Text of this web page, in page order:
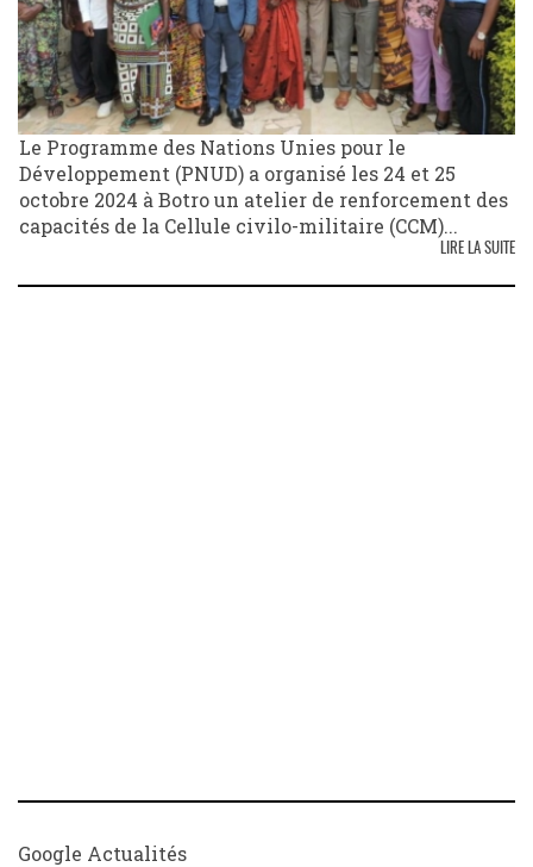
Le Programme des Nations Unies pour le
Développement (PNUD) a organisé les 24 et 25
octobre 2024 à Botro un atelier de renforcement des
capacités de la Cellule civilo-militaire (CCM)...
LIRE LA SUITE
Google Actualités